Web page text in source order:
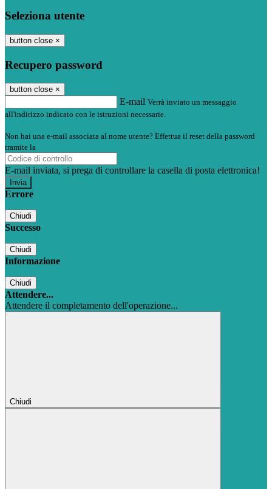
Seleziona utente
button close ×
Recupero password
button close ×
E-mail Verrà inviato un messaggio
all'indirizzo indicato con le istruzioni necessarie.
Non hai una e-mail associata al nome utente? Effettua il reset della password
tramite la
E-mail inviata, si prega di controllare la casella di posta elettronica!
Errore
Chiudi
Successo
Chiudi
Informazione
Chiudi
Attendere...
Attendere il completamento dell'operazione...
Chiudi